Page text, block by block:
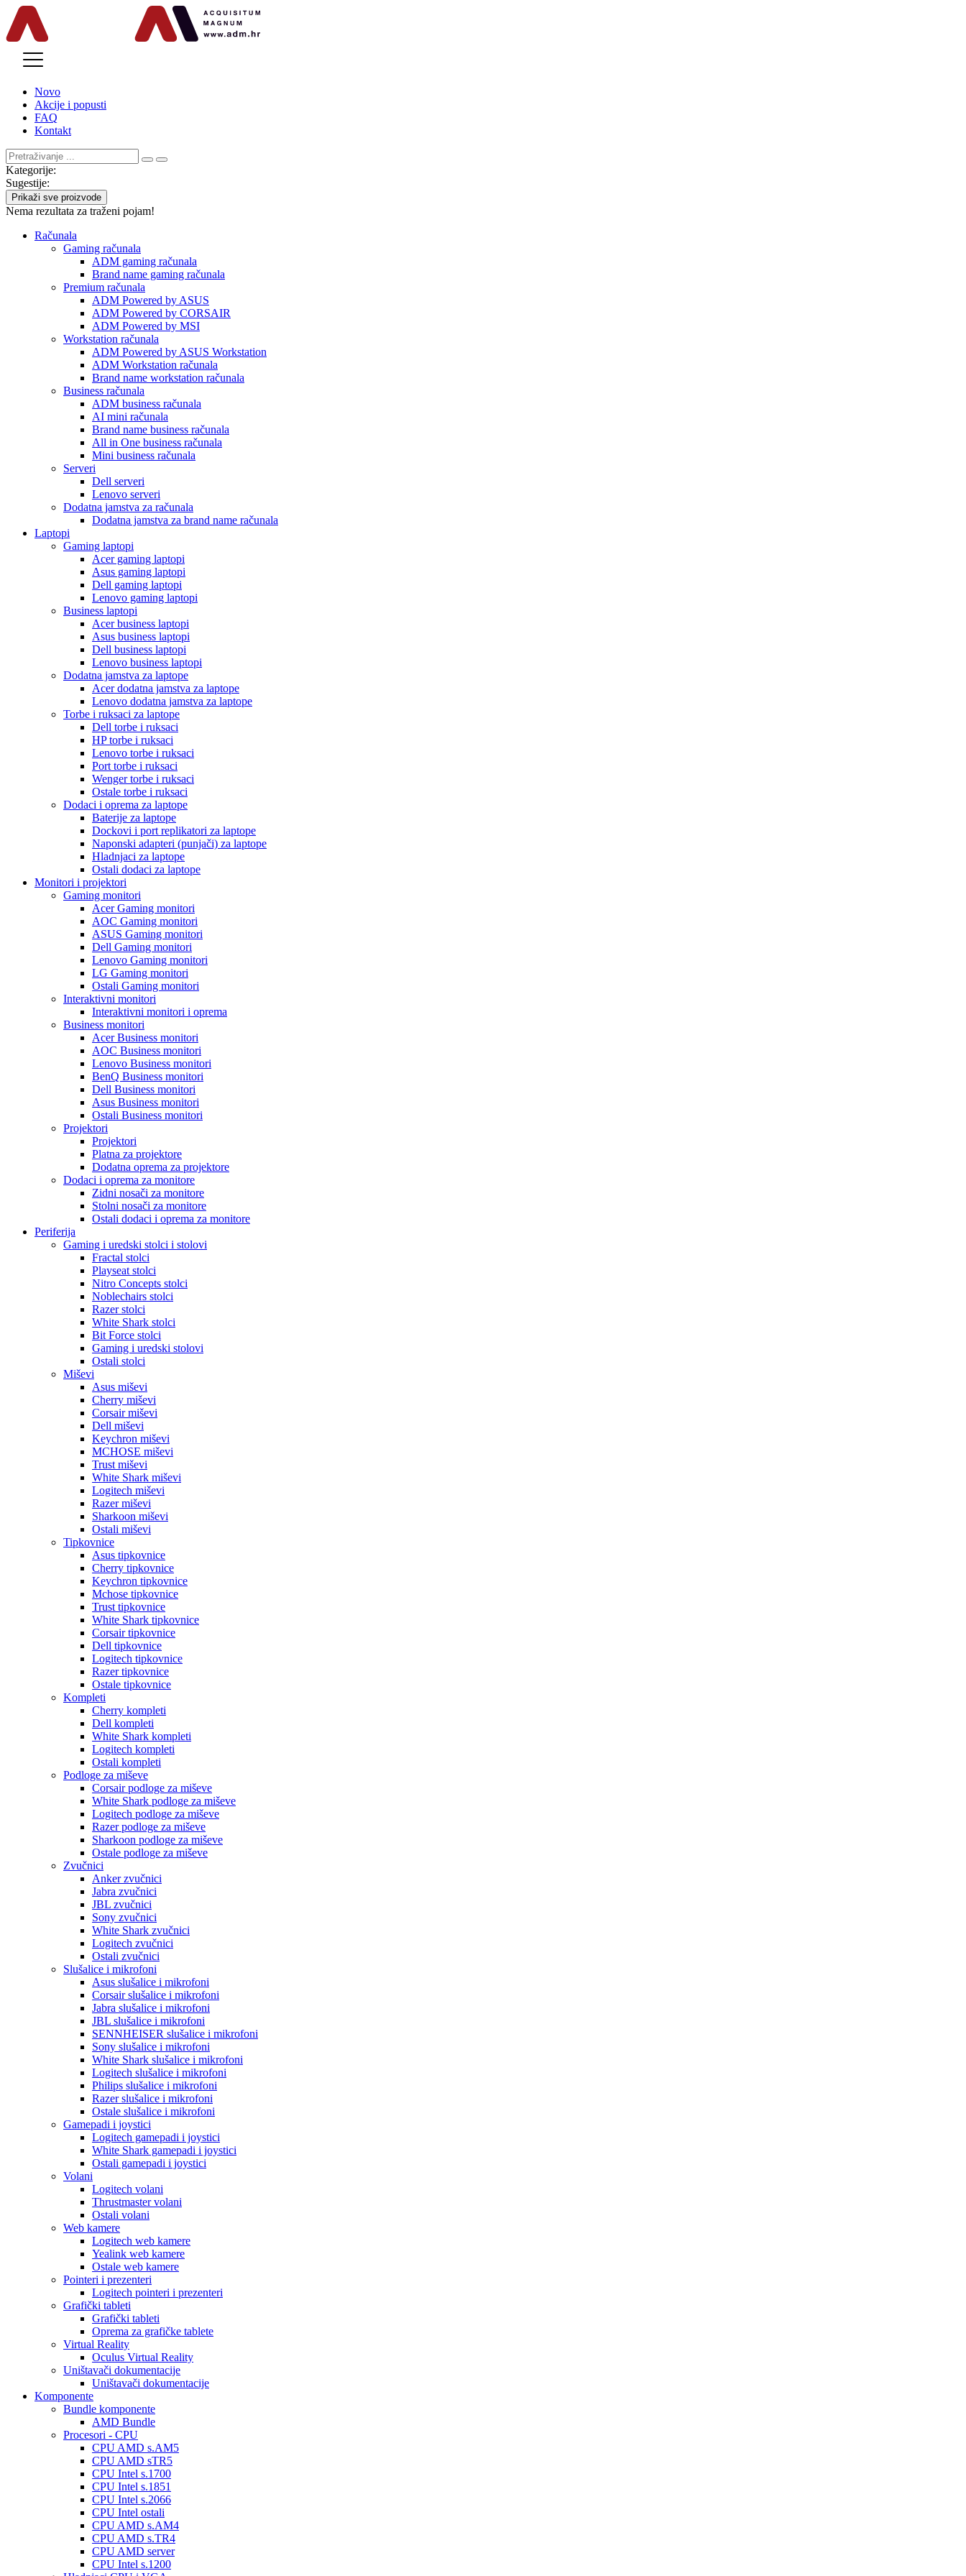
Novo
Akcije i popusti
FAQ
Kontakt
Kategorije:
Sugestije:
Prikaži sve proizvode
Nema rezultata za traženi pojam!
Računala
Gaming računala
ADM gaming računala
Brand name gaming računala
Premium računala
ADM Powered by ASUS
ADM Powered by CORSAIR
ADM Powered by MSI
Workstation računala
ADM Powered by ASUS Workstation
ADM Workstation računala
Brand name workstation računala
Business računala
ADM business računala
AI mini računala
Brand name business računala
All in One business računala
Mini business računala
Serveri
Dell serveri
Lenovo serveri
Dodatna jamstva za računala
Dodatna jamstva za brand name računala
Laptopi
Gaming laptopi
Acer gaming laptopi
Asus gaming laptopi
Dell gaming laptopi
Lenovo gaming laptopi
Business laptopi
Acer business laptopi
Asus business laptopi
Dell business laptopi
Lenovo business laptopi
Dodatna jamstva za laptope
Acer dodatna jamstva za laptope
Lenovo dodatna jamstva za laptope
Torbe i ruksaci za laptope
Dell torbe i ruksaci
HP torbe i ruksaci
Lenovo torbe i ruksaci
Port torbe i ruksaci
Wenger torbe i ruksaci
Ostale torbe i ruksaci
Dodaci i oprema za laptope
Baterije za laptope
Dockovi i port replikatori za laptope
Naponski adapteri (punjači) za laptope
Hladnjaci za laptope
Ostali dodaci za laptope
Monitori i projektori
Gaming monitori
Acer Gaming monitori
AOC Gaming monitori
ASUS Gaming monitori
Dell Gaming monitori
Lenovo Gaming monitori
LG Gaming monitori
Ostali Gaming monitori
Interaktivni monitori
Interaktivni monitori i oprema
Business monitori
Acer Business monitori
AOC Business monitori
Lenovo Business monitori
BenQ Business monitori
Dell Business monitori
Asus Business monitori
Ostali Business monitori
Projektori
Projektori
Platna za projektore
Dodatna oprema za projektore
Dodaci i oprema za monitore
Zidni nosači za monitore
Stolni nosači za monitore
Ostali dodaci i oprema za monitore
Periferija
Gaming i uredski stolci i stolovi
Fractal stolci
Playseat stolci
Nitro Concepts stolci
Noblechairs stolci
Razer stolci
White Shark stolci
Bit Force stolci
Gaming i uredski stolovi
Ostali stolci
Miševi
Asus miševi
Cherry miševi
Corsair miševi
Dell miševi
Keychron miševi
MCHOSE miševi
Trust miševi
White Shark miševi
Logitech miševi
Razer miševi
Sharkoon miševi
Ostali miševi
Tipkovnice
Asus tipkovnice
Cherry tipkovnice
Keychron tipkovnice
Mchose tipkovnice
Trust tipkovnice
White Shark tipkovnice
Corsair tipkovnice
Dell tipkovnice
Logitech tipkovnice
Razer tipkovnice
Ostale tipkovnice
Kompleti
Cherry kompleti
Dell kompleti
White Shark kompleti
Logitech kompleti
Ostali kompleti
Podloge za miševe
Corsair podloge za miševe
White Shark podloge za miševe
Logitech podloge za miševe
Razer podloge za miševe
Sharkoon podloge za miševe
Ostale podloge za miševe
Zvučnici
Anker zvučnici
Jabra zvučnici
JBL zvučnici
Sony zvučnici
White Shark zvučnici
Logitech zvučnici
Ostali zvučnici
Slušalice i mikrofoni
Asus slušalice i mikrofoni
Corsair slušalice i mikrofoni
Jabra slušalice i mikrofoni
JBL slušalice i mikrofoni
SENNHEISER slušalice i mikrofoni
Sony slušalice i mikrofoni
White Shark slušalice i mikrofoni
Logitech slušalice i mikrofoni
Philips slušalice i mikrofoni
Razer slušalice i mikrofoni
Ostale slušalice i mikrofoni
Gamepadi i joystici
Logitech gamepadi i joystici
White Shark gamepadi i joystici
Ostali gamepadi i joystici
Volani
Logitech volani
Thrustmaster volani
Ostali volani
Web kamere
Logitech web kamere
Yealink web kamere
Ostale web kamere
Pointeri i prezenteri
Logitech pointeri i prezenteri
Grafički tableti
Grafički tableti
Oprema za grafičke tablete
Virtual Reality
Oculus Virtual Reality
Uništavači dokumentacije
Uništavači dokumentacije
Komponente
Bundle komponente
AMD Bundle
Procesori - CPU
CPU AMD s.AM5
CPU AMD sTR5
CPU Intel s.1700
CPU Intel s.1851
CPU Intel s.2066
CPU Intel ostali
CPU AMD s.AM4
CPU AMD s.TR4
CPU AMD server
CPU Intel s.1200